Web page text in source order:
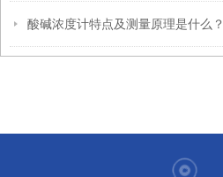
酸碱浓度计特点及测量原理是什么？